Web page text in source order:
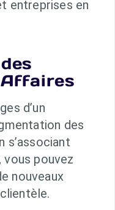
entreprises en
d’un
des
s’associant
vous pouvez
nouveaux